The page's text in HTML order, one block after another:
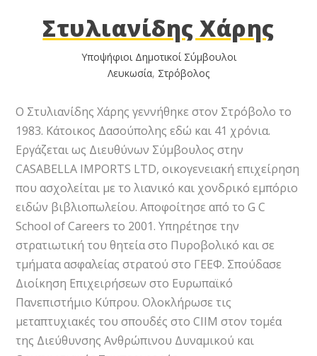
Στυλιανίδης Χάρης
Υποψήφιοι Δημοτικοί Σύμβουλοι
Λευκωσία, Στρόβολος
Ο Στυλιανίδης Χάρης γεννήθηκε στον Στρόβολο το
1983. Κάτοικος Δασούπολης εδώ και 41 χρόνια.
Εργάζεται ως Διευθύνων Σύμβουλος στην
CASABELLA IMPORTS LTD, οικογενειακή επιχείρηση
που ασχολείται με το λιανικό και χονδρικό εμπόριο
ειδών βιβλιοπωλείου. Αποφοίτησε από το G C
School of Careers το 2001. Υπηρέτησε την
στρατιωτική του θητεία στο Πυροβολικό και σε
τμήματα ασφαλείας στρατού στο ΓΕΕΦ. Σπούδασε
Διοίκηση Επιχειρήσεων στο Ευρωπαϊκό
Πανεπιστήμιο Κύπρου. Ολοκλήρωσε τις
μεταπτυχιακές του σπουδές στο CIIM στον τομέα
της Διεύθυνσης Ανθρώπινου Δυναμικού και